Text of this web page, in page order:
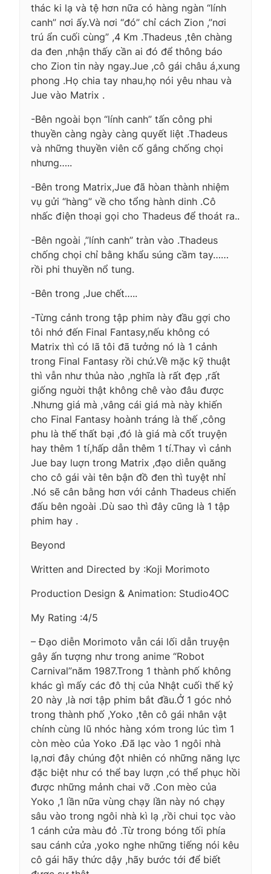
thác ki lạ và tệ hơn nữa có hàng ngàn “lính
canh” nơi ấy.Và nơi “đó” chỉ cách Zion ,”nơi
trú ẩn cuối cùng” ,4 Km .Thadeus ,tên chàng
da đen ,nhận thấy cần ai đó để thông báo
cho Zion tin này ngay.Jue ,cô gái châu á,xung
phong .Họ chia tay nhau,họ nói yêu nhau và
Jue vào Matrix .
-Bên ngoài bọn “lính canh” tấn công phi
thuyền càng ngày càng quyết liệt .Thadeus
và những thuyền viên cố gắng chống chọi
nhưng…..
-Bên trong Matrix,Jue đã hòan thành nhiệm
vụ gửi “hàng” về cho tổng hành dinh .Cô
nhấc điện thoại gọi cho Thadeus để thoát ra..
-Bên ngoài ,”lính canh” tràn vào .Thadeus
chống chọi chỉ bằng khẩu súng cầm tay……
rồi phi thuyền nổ tung.
-Bên trong ,Jue chết…..
-Từng cảnh trong tập phim này đầu gợi cho
tôi nhớ đến Final Fantasy,nếu không có
Matrix thì có lã tôi đã tưởng nó là 1 cảnh
trong Final Fantasy rồi chứ.Về mặc kỹ thuật
thì vẫn như thủa nào ,nghĩa là rất đẹp ,rất
giống nguời thật không chê vào đâu được
.Nhưng giá mà ,vâng cái giá mà này khiến
cho Final Fantasy hoành tráng là thế ,công
phu là thế thất bại ,đó là giá mà cốt truyện
hay thêm 1 tí,hấp dẫn thêm 1 tí.Thay vì cảnh
Jue bay luợn trong Matrix ,đạo diễn quăng
cho cô gái vài tên bận đồ đen thì tuyệt nhỉ
.Nó sẽ cân bằng hơn với cảnh Thadeus chiến
đấu bên ngoài .Dù sao thì đây cũng là 1 tập
phim hay .
Beyond
Written and Directed by :Koji Morimoto
Production Design & Animation: Studio4OC
My Rating :4/5
– Đạo diễn Morimoto vẫn cái lối dẫn truyện
gây ấn tượng như trong anime “Robot
Carnival”năm 1987.Trong 1 thành phố không
khác gì mấy các đô thị của Nhật cuối thế kỷ
20 này ,là nơi tập phim bắt đầu.Ở 1 góc nhỏ
trong thành phố ,Yoko ,tên cô gái nhân vật
chính cùng lũ nhóc hàng xóm trong lúc tìm 1
còn mèo của Yoko .Đã lạc vào 1 ngôi nhà
lạ,nơi đây chúng đột nhiên có những năng lực
đặc biệt như có thể bay lượn ,có thể phục hồi
được những mảnh chai vỡ .Con mèo của
Yoko ,1 lần nữa vùng chạy lần này nó chạy
sâu vào trong ngôi nhà kì lạ ,rồi chui tọc vào
1 cánh cửa màu đỏ .Từ trong bóng tối phía
sau cánh cửa ,yoko nghe những tiếng nói kêu
cô gái hãy thức dậy ,hãy bước tới để biết